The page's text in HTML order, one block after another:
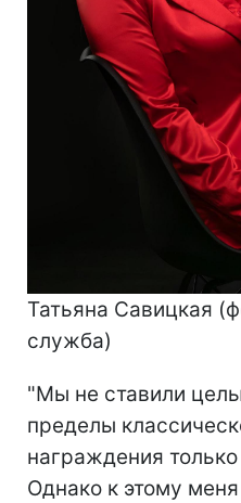
Татьяна Савицкая
служба)
"Мы не ставили
пределы
награждения
Однако к этому